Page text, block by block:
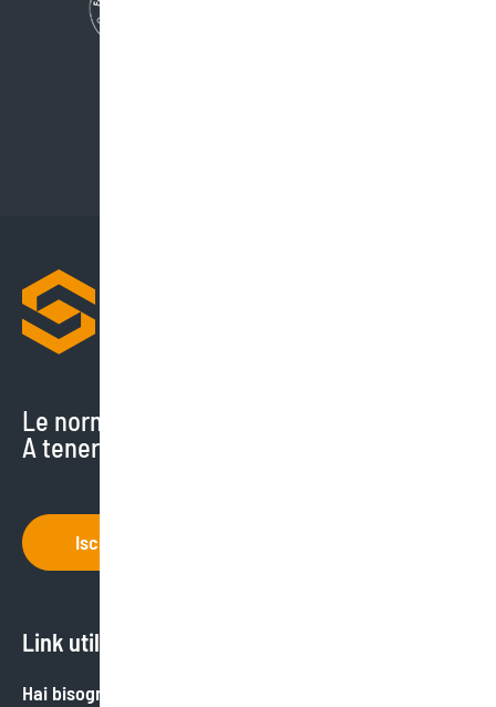
Le normative cambiano di continuo.
A tenerti aggiornato ci pensiamo noi.
Iscriviti
Link utili
Hai bisogno di aiuto?